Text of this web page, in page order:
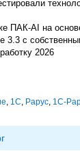
ПАК-AI на
3.3 с
2026
, 1С, Рарус, 1С-